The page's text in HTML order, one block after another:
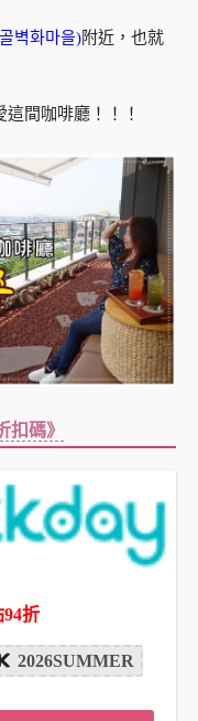
벽화마을)附近，也就
間咖啡廳！！！
扣碼》
折
2026SUMMER